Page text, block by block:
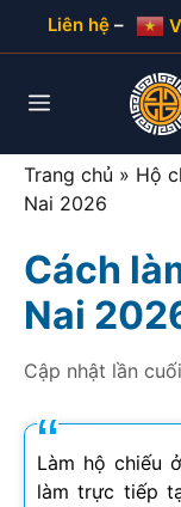
Liên hệ –
Menu
Trang chủ » Hộ
Nai 2026
Cách
Nai
Cập nhật lần
Làm hộ chiếu
làm trực tiếp